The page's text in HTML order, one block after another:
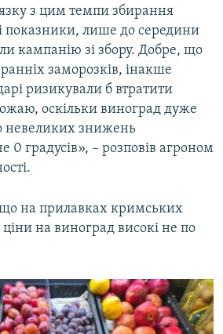
з цим темпи збирання
показники, лише до середини
кампанію зі збору. Добре, що
заморозків, інакше
ризикували б втратити
оскільки виноград дуже
невеликих знижень
градусів», – розповів агроном
що на прилавках кримських
ціни на виноград високі не по